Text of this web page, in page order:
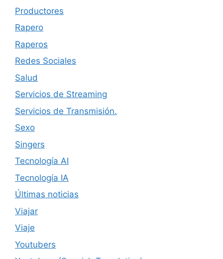
Productores
Rapero
Raperos
Redes Sociales
Salud
Servicios de Streaming
Servicios de Transmisión.
Sexo
Singers
Tecnología AI
Tecnología IA
Últimas noticias
Viajar
Viaje
Youtubers